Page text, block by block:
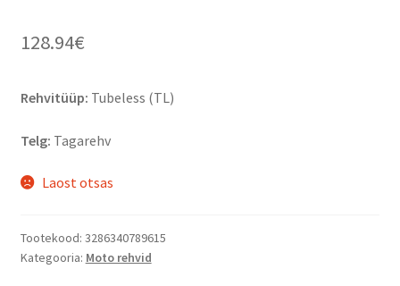
128.94€
Rehvitüüp: Tubeless (TL)
Telg: Tagarehv
Laost otsas
Tootekood: 3286340789615
Kategooria: Moto rehvid